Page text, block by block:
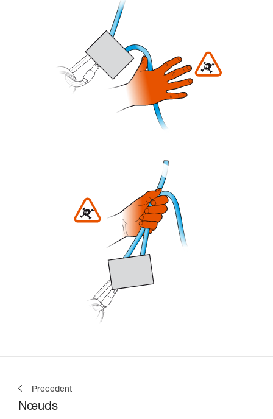
Précédent
Nœuds